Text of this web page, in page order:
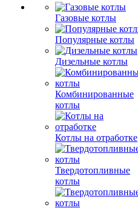
Газовые котлы
Популярные котлы
Дизельные котлы
Комбинированные
котлы
Котлы на отработке
Твердотопливные
котлы